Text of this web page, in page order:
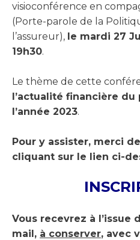
visioconférence en
(Porte-parole de la
l’assureur), le mardi 27
19h30.
Le thème de cette
l’actualité financière
l’année 2023.
Pour y assister, merci
cliquant sur le lien ci-
Vous recevrez à
mail, à conserver, avec